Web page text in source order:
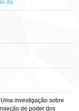
da
investigação sobre
de poder dos